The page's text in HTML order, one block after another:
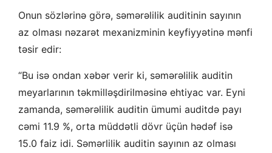
Onun sözlərinə görə, səmərəlilik auditinin sayının
az olması nəzarət mexanizminin keyfiyyətinə mənfi
təsir edir:
“Bu isə ondan xəbər verir ki, səmərəlilik auditin
meyarlarının təkmilləşdirilməsinə ehtiyac var. Eyni
zamanda, səmərəlilik auditin ümumi auditdə payı
cəmi 11.9 %, orta müddətli dövr üçün hədəf isə
15.0 faiz idi. Səmərlilik auditin sayının az olması